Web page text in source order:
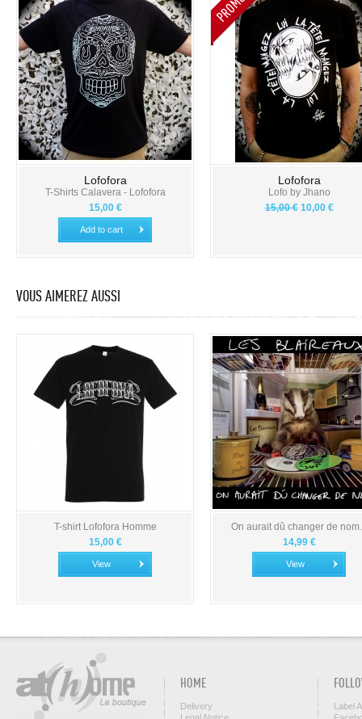
Lofofora
T-Shirts Calavera - Lofofora
15,00 €
Add to cart
Lofofora
Lofo by Jhano
15,00 €10,00 €
VOUS AIMEREZ AUSSI
T-shirt Lofofora Homme
15,00 €
View
On aurait dû changer de
14,99 €
View
HOME
Delivery
Label